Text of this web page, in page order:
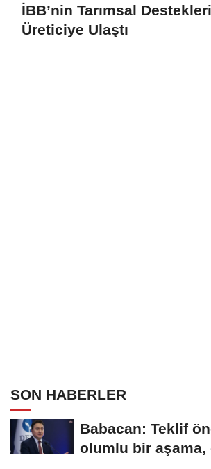
İBB’nin Tarımsal
Üreticiye Ulaştı
SON HABERLER
Babacan: Teklif
olumlu bir aşama,